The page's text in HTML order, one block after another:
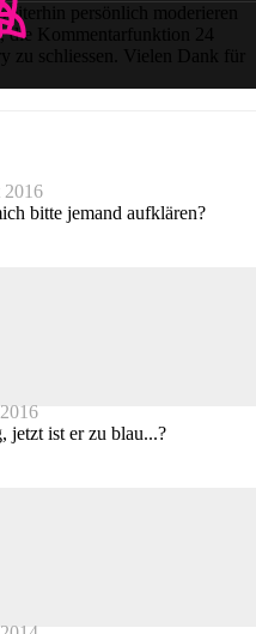
persönlich moderieren
die Kommentarfunktion 24
zu schliessen. Vielen Dank für
2016
bitte jemand aufklären?
jetzt ist er zu blau...?